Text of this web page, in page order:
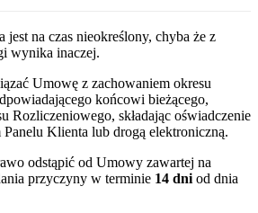
jest na czas nieokreślony, chyba że z
wynika inaczej.
Umowę z zachowaniem okresu
końcowi bieżącego,
Rozliczeniowego, składając oświadczenie
Panelu Klienta lub drogą elektroniczną.
odstąpić od Umowy zawartej na
przyczyny w terminie 14 dniod dnia